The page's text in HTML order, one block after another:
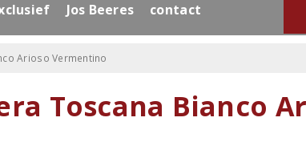
Jos Beeres contact
Arioso Vermentino
Toscana Bianco